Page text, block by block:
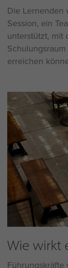
Die Lernenden
Session, ein
unterstützt, mit
erreichen
Wie wirkt
Führungskräfte